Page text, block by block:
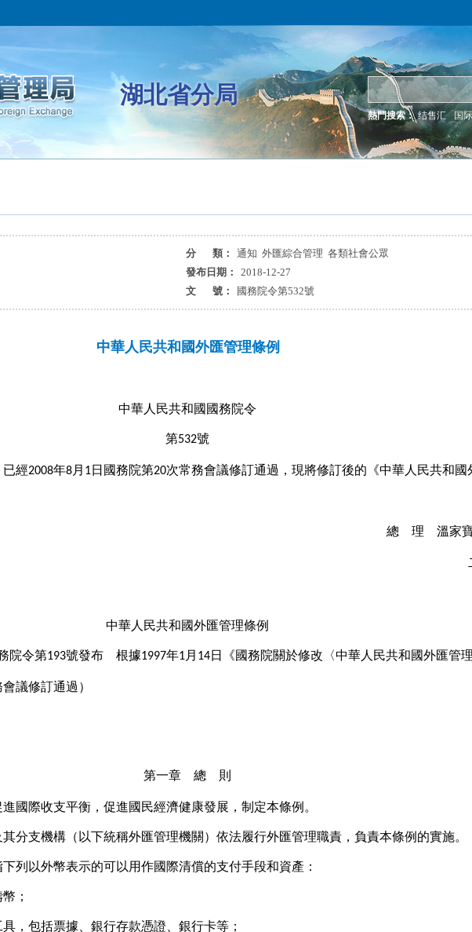
湖北省分局
熱門搜索： 结售汇 国
分 類：
通知 外匯綜合管理 各類社會公眾
發布日期：
2018-12-27
文 號： 國務院令第532號
中華人民共和國外匯管理條例
中華人民共和國國務院令
第532號
已經2008年8月 1 日國務院第20次常務會議修訂通過，現將修訂後的《中華人民共和國
總 理 溫家
中華人民共和國外匯管理條例
院令第193號發布 根據1997年1 月 14日《國務院關於修改〈中華人民共和國外匯管
議修訂通過）
第一章 總 則
際收支平衡，促進國民經濟健康發展，制定本條例。
支機構（以下統稱外匯管理機關）依法履行外匯管理職責，負責本條例的實施。
以外幣表示的可以用作國際清償的支付手段和資產：
；
包括票據、銀行存款憑證、銀行卡等；